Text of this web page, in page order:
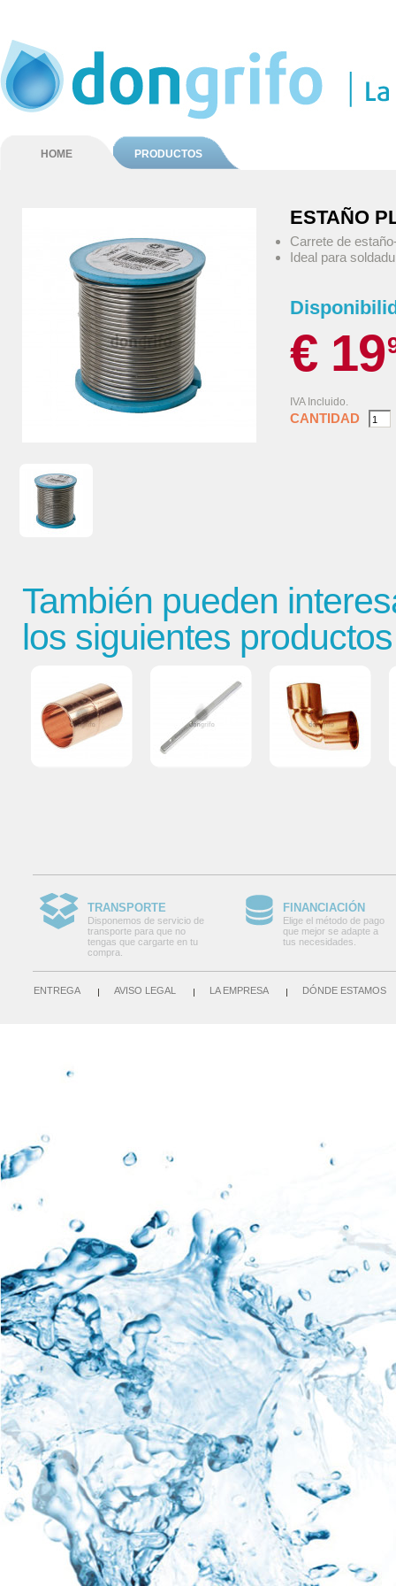
HOME PRODUCTOS
ESTAÑO
Carrete de
Ideal para
€ 19
IVA Incluido.
CANTIDAD
También pueden
los siguientes productos
TRANSPORTE
Disponemos de servicio de
transporte para que no
tengas que cargarte en tu
compra.
FINANCIACIÓN
Elige el método de pago
que mejor se adapte a
tus necesidades.
ENTREGA AVISO LEGAL LA EMPRESA DÓNDE ESTAMOS